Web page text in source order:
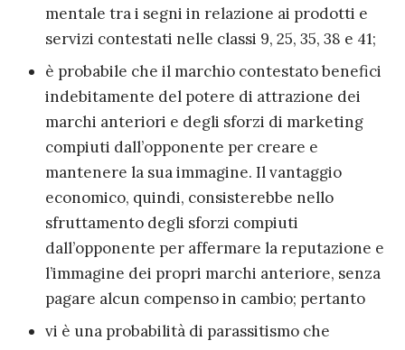
mentale tra i segni in relazione ai prodotti e
servizi contestati nelle classi 9, 25, 35, 38 e 41;
è probabile che il marchio contestato benefici
indebitamente del potere di attrazione dei
marchi anteriori e degli sforzi di marketing
compiuti dall’opponente per creare e
mantenere la sua immagine. Il vantaggio
economico, quindi, consisterebbe nello
sfruttamento degli sforzi compiuti
dall’opponente per affermare la reputazione e
l’immagine dei propri marchi anteriore, senza
pagare alcun compenso in cambio; pertanto
vi è una probabilità di parassitismo che